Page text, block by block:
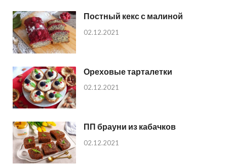
Постный кекс с малиной
02.12.2021
Ореховые тарталетки
02.12.2021
ПП брауни из кабачков
02.12.2021